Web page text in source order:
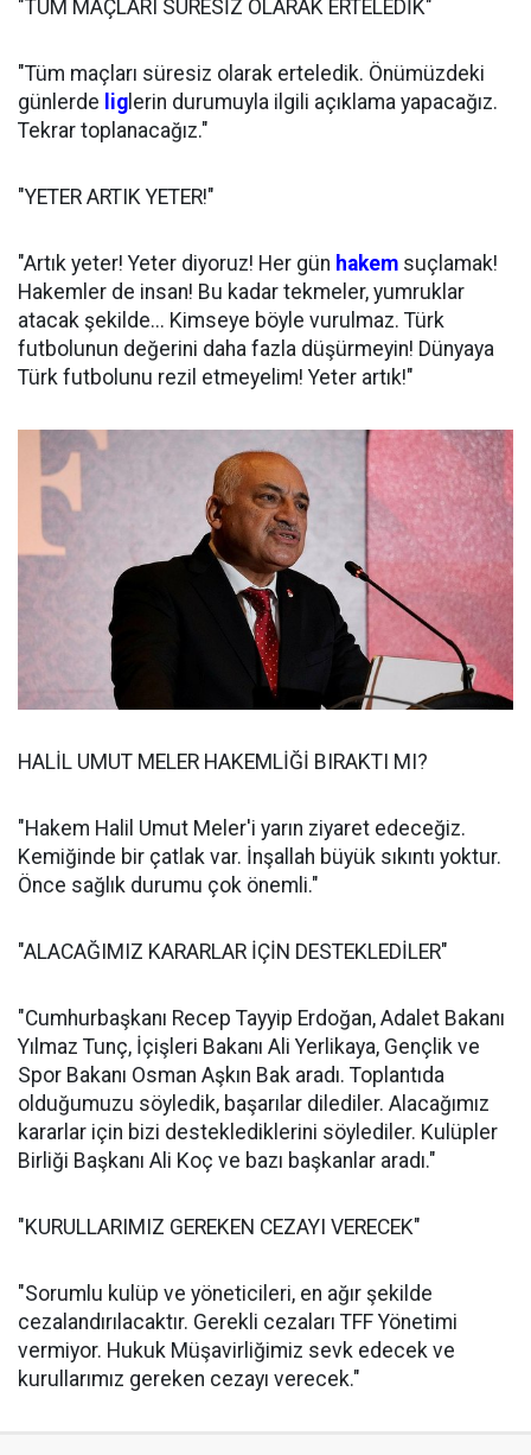
"TÜM MAÇLARI SÜRESİZ OLARAK ERTELEDİK"
"Tüm maçları süresiz olarak erteledik. Önümüzdeki
günlerde lig lerin durumuyla ilgili açıklama yapacağız.
Tekrar toplanacağız."
"YETER ARTIK YETER!"
"Artık yeter! Yeter diyoruz! Her gün hakem suçlamak!
Hakemler de insan! Bu kadar tekmeler, yumruklar
atacak şekilde... Kimseye böyle vurulmaz. Türk
futbolunun değerini daha fazla düşürmeyin! Dünyaya
Türk futbolunu rezil etmeyelim! Yeter artık!"
HALİL UMUT MELER HAKEMLİĞİ BIRAKTI MI?
"Hakem Halil Umut Meler'i yarın ziyaret edeceğiz.
Kemiğinde bir çatlak var. İnşallah büyük sıkıntı yoktur.
Önce sağlık durumu çok önemli."
"ALACAĞIMIZ KARARLAR İÇİN DESTEKLEDİLER"
"Cumhurbaşkanı Recep Tayyip Erdoğan, Adalet Bakanı
Yılmaz Tunç, İçişleri Bakanı Ali Yerlikaya, Gençlik ve
Spor Bakanı Osman Aşkın Bak aradı. Toplantıda
olduğumuzu söyledik, başarılar dilediler. Alacağımız
kararlar için bizi desteklediklerini söylediler. Kulüpler
Birliği Başkanı Ali Koç ve bazı başkanlar aradı."
"KURULLARIMIZ GEREKEN CEZAYI VERECEK"
"Sorumlu kulüp ve yöneticileri, en ağır şekilde
cezalandırılacaktır. Gerekli cezaları TFF Yönetimi
vermiyor. Hukuk Müşavirliğimiz sevk edecek ve
kurullarımız gereken cezayı verecek."